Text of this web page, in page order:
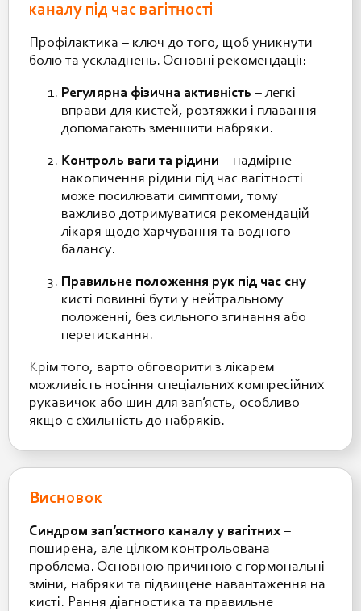
каналу під час вагітності
Профілактика – ключ до того, щоб уникнути
болю та ускладнень. Основні рекомендації:
Регулярна фізична активність – легкі
вправи для кистей, розтяжки і плавання
допомагають зменшити набряки.
Контроль ваги та рідини – надмірне
накопичення рідини під час вагітності
може посилювати симптоми, тому
важливо дотримуватися рекомендацій
лікаря щодо харчування та водного
балансу.
Правильне положення рук під час сну –
кисті повинні бути у нейтральному
положенні, без сильного згинання або
перетискання.
Крім того, варто обговорити з лікарем
можливість носіння спеціальних компресійних
рукавичок або шин для зап’ясть, особливо
якщо є схильність до набряків.
Висновок
Синдром зап’ястного каналу у вагітних –
поширена, але цілком контрольована
проблема. Основною причиною є гормональні
зміни, набряки та підвищене навантаження на
кисті. Рання діагностика та правильне